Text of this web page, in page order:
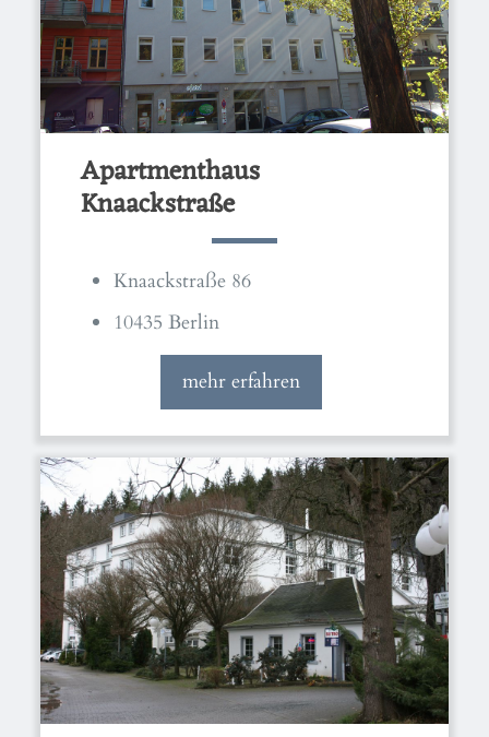
Apartmenthaus
Knaackstraße
Knaackstraße 86
10435 Berlin
mehr erfahren